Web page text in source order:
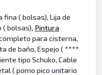
( bolsas), Lija de
( bolsas), Pintura
para cisterna,
de baño, Espejo ( ****
tipo Schuko, Cable
( pomo pico unitario